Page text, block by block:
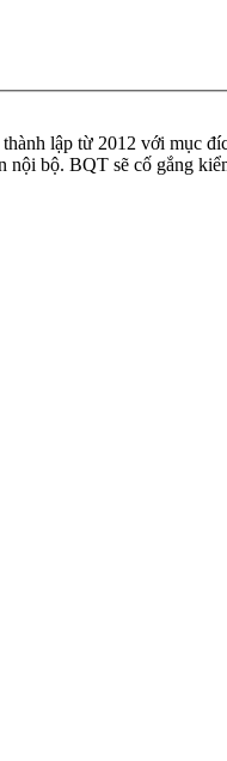
lập từ 2012 với mục
bộ. BQT sẽ cố gắng